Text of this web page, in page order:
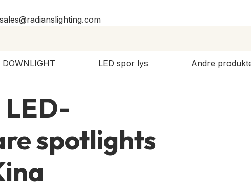
sales@radianslighting.com
DOWNLIGHT LED spor lys Andre
LED-
spotlights